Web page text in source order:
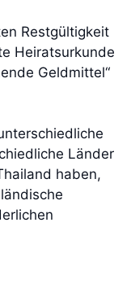
Restgültigkeit
Heiratsurkunde
Geldmittel“
Länder
haben,